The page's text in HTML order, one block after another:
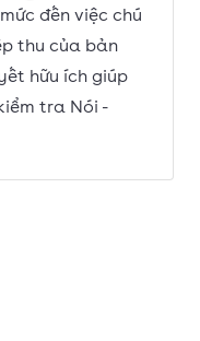
đến việc chú
thu của bản
hữu ích giúp
tra Nói -